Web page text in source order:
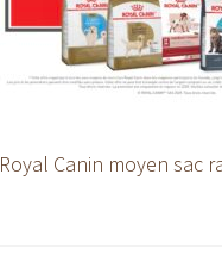
Royal Canin moyen sac